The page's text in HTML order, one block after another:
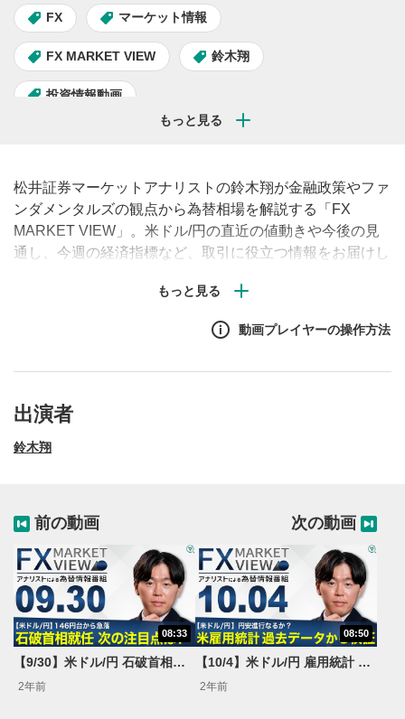
FX マーケット情報
FX MARKET VIEW 鈴木翔
投資情報動画
松井証券マーケットアナリストの鈴木翔が金融政策やファ
ンダメンタルズの観点から為替相場を解説する「FX
MARKET VIEW」。米ドル/円の直近の値動きや今後の見
通し、今週の経済指標など、取引に役立つ情報をお届けし
動画プレイヤーの操作方法
1
動画再生エリア
出演者
鈴木翔
前の動画
08:33
【9/30】米ドル/円 石破首相就任 次の注目点は?＜FX MARKET VIEW＞
2年前
次の動画
08:50
【10/4】米ドル/円 雇用統計 過去データから検証＜FX MARKET VIEW＞
2年前